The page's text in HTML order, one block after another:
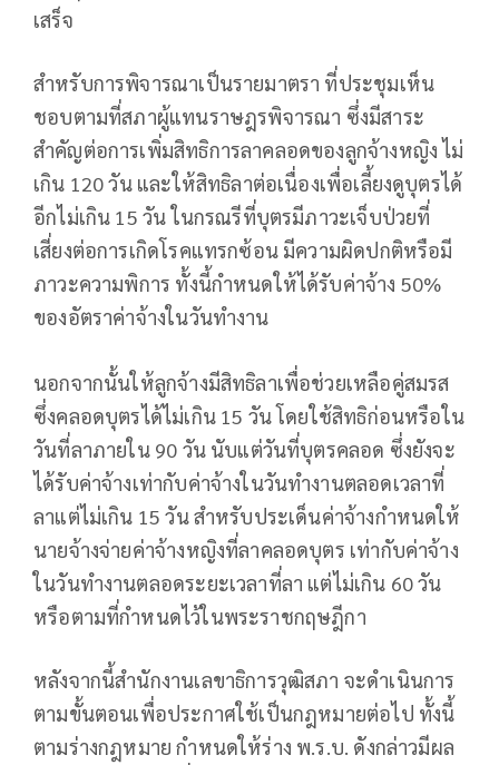
เสร็จ
สำหรับการพิจารณาเป็นรายมาตรา ที่ประชุมเห็น
ชอบตามที่สภาผู้แทนราษฎรพิจารณา ซึ่งมีสาระ
สำคัญต่อการเพิ่มสิทธิการลาคลอดของลูกจ้างหญิง ไม่
เกิน 120 วัน และให้สิทธิลาต่อเนื่องเพื่อเลี้ยงดูบุตรได้
อีกไม่เกิน 15 วัน ในกรณรีที่บุตรมีภาวะเจ็บป่วยที่
เสี่ยงต่อการเกิดโรคแทรกซ้อน มีความผิดปกติหรือมี
ภาวะความพิการ ทั้งนี้กำหนดให้ได้รับค่าจ้าง 50%
ของอัตราค่าจ้างในวันทำงาน
นอกจากนั้นให้ลูกจ้างมีสิทธิลาเพื่อช่วยเหลือคู่สมรส
ซึ่งคลอดบุตรได้ไม่เกิน 15 วัน โดยใช้สิทธิก่อนหรือใน
วันที่ลาภายใน 90 วัน นับแต่วันที่บุตรคลอด ซึ่งยังจะ
ได้รับค่าจ้างเท่ากับค่าจ้างในวันทำงานตลอดเวลาที่
ลาแต่ไม่เกิน 15 วัน สำหรับประเด็นค่าจ้างกำหนดให้
นายจ้างจ่ายค่าจ้างหญิงที่ลาคลอดบุตร เท่ากับค่าจ้าง
ในวันทำงานตลอดระยะเวลาที่ลา แต่ไม่เกิน 60 วัน
หรือตามที่กำหนดไว้ในพระราชกฤษฎีกา
หลังจากนี้สำนักงานเลขาธิการวุฒิสภา จะดำเนินการ
ตามขั้นตอนเพื่อประกาศใช้เป็นกฎหมายต่อไป ทั้งนี้
ตามร่างกฎหมาย กำหนดให้ร่าง พ.ร.บ. ดังกล่าวมีผล